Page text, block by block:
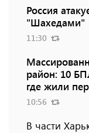
Россия
"Шахедами"
11:30
район: 10
где жили
10:56
В части